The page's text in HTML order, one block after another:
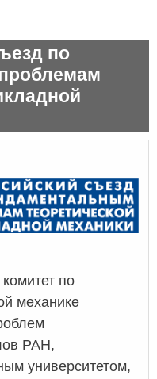
по
по
механике
РАН,
университетом,